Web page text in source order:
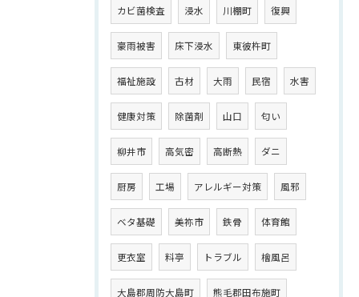
カビ菌検査 浸水 川棚町 復興
豪雨被害 床下浸水 東彼杵町
福祉施設 古材 大雨 民宿 水害
健康対策 除菌剤 山口 匂い
柳井市 高気密 高断熱 ダニ
厨房 工場 アレルギー対策 風邪
ベタ基礎 美祢市 鉄骨 体育館
更衣室 料亭 トラブル 檜風呂
大島郡周防大島町 熊毛郡田布施町